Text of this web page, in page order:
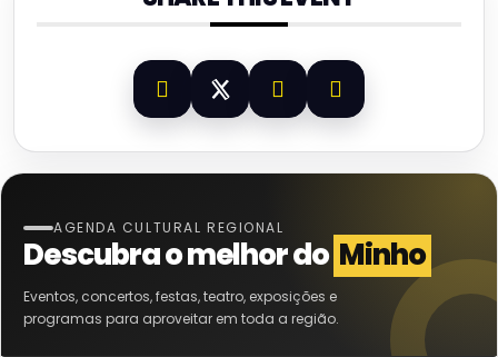
AGENDA CULTURAL REGIONAL
Descubra o melhor do Minho
Eventos, concertos, festas, teatro, exposições e
programas para aproveitar em toda a região.